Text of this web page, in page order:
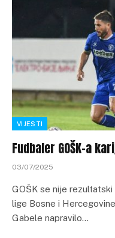
VIJESTI
Fudbaler GOŠK-a
03/07/2025
GOŠK se nije
lige Bosne i
Gabele napravilo…